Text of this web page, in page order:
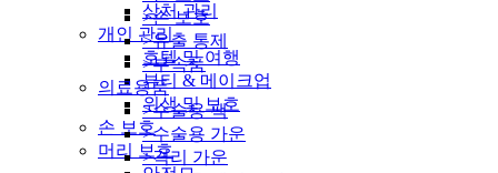
>손 보호
>유출 통제
>부속품
의료용품
>수술용 팩
>수술용 가운
>격리 가운
상처 관리
개인 관리
호텔 및 여행
뷰티 & 메이크업
위생 및 보호
손 보호
머리 보호